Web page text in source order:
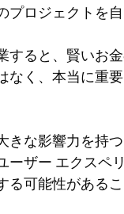
プロジェクトを
すると、賢いお
なく、本当に重
きな影響力を持
ーザー エクス
る可能性がある